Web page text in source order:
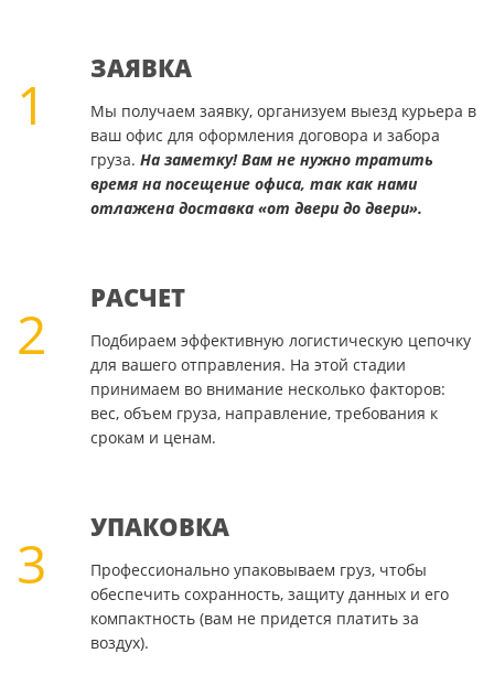
1
ЗАЯВКА
Мы получаем заявку, организуем выезд курьера в
ваш офис для оформления договора и забора
груза. На заметку! Вам не нужно тратить
время на посещение офиса, так как нами
отлажена доставка «от двери до двери».
2
РАСЧЕТ
Подбираем эффективную логистическую цепочку
для вашего отправления. На этой стадии
принимаем во внимание несколько факторов:
вес, объем груза, направление, требования к
срокам и ценам.
3
УПАКОВКА
Профессионально упаковываем груз, чтобы
обеспечить сохранность, защиту данных и его
компактность (вам не придется платить за
воздух).